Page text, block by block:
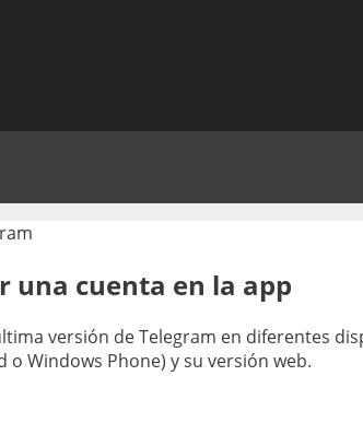
una cuenta en la app
versión de Telegram en diferentes
Windows Phone) y su versión web.